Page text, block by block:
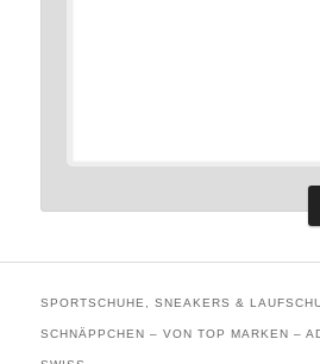
SPORTSCHUHE, SNEAKERS &
SCHNÄPPCHEN – VON TOP MARKEN –